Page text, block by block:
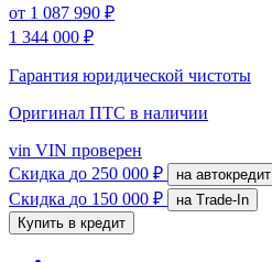
от 1 087 990 ₽
1 344 000 ₽
Гарантия юридической чистоты
Оригинал ПТС в наличии
vin VIN проверен
Скидка до 250 000 ₽ на автокредит
Скидка до 150 000 ₽
на Trade-In
Купить в кредит